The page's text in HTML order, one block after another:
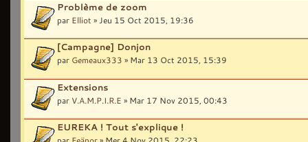
Problème de zoom
par Elliot » Jeu 15 Oct 2015, 19:36
[Campagne] Donjon
par Gemeaux333 » Mar 13 Oct 2015, 15:39
Extensions
par V.A.M.P.I.R.E » Mar 17 Nov 2015, 00:43
EUREKA ! Tout s'explique !
par Feänor» Mer 4 Nov 2015, 22:23